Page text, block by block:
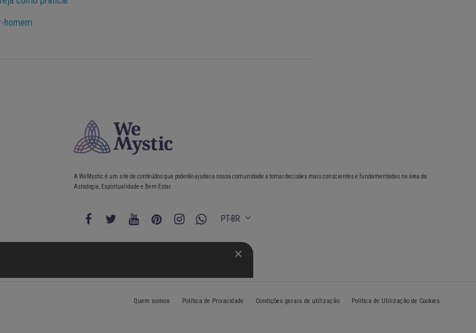
homem
A WeMystic é um site de conteúdos que poderão ajudar a nossa comunidade a tomar decisões mais conscientes e fundamentadas na área da
Astrologia, Espiritualidade e Bem-Estar.
PT-BR
Quem somos Política de Privacidade Condições gerais de utilização Política de Utilização de Cookies